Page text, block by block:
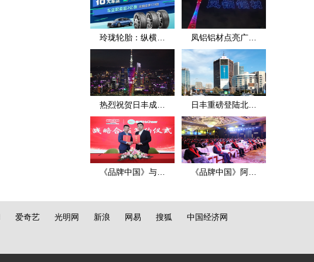
玲珑轮胎：纵横四
海
凤铝铝材点亮广州
地标
热烈祝贺日丰成立
25周年
日丰重磅登陆北京
京信大厦
《品牌中国》与氢
《品牌中国》阿米
爱奇艺 光明网 新浪 网易 搜狐 中国经济网